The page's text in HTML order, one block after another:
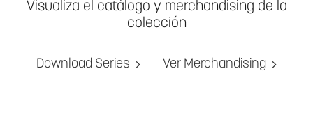
Visualiza el catálogo y merchandising de la
colección
Download Series Ver Merchandising